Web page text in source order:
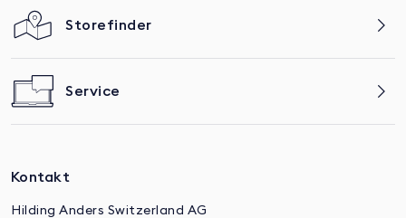
Storefinder
Service
Kontakt
Hilding Anders Switzerland AG